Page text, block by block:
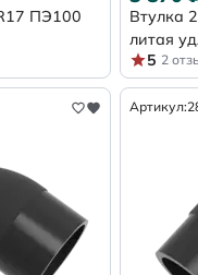
ПЭ100
Втулка
литая
5 2
Артикул: